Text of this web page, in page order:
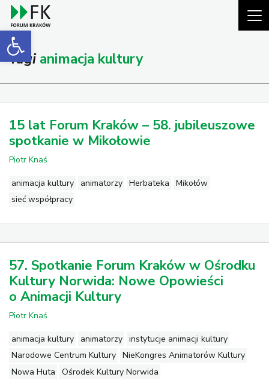
Open toolbar
Tagi animacja kultury
15 lat Forum Kraków – 58. jubileuszowe
spotkanie w Mikołowie
Piotr Knaś
animacja kultury animatorzy Herbateka
Mikołów
sieć współpracy
57. Spotkanie Forum Kraków w Ośrodku
Kultury Norwida: Nowe Opowieści
o Animacji Kultury
Piotr Knaś
animacja kultury animatorzy
instytucje animacji kultury
Narodowe Centrum Kultury
NieKongres Animatorów Kultury
Nowa Huta
Ośrodek Kultury Norwida